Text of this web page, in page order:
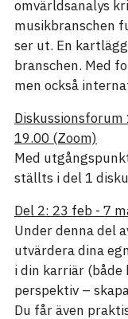
omvärldsanalys
musikbranschen
ser ut. En
branschen. Med
men också
19.00 (Zoom)
Med
ställts i del 1
Del 2: 23 feb - 7
Under denna del
utvärdera dina
i din karriär
perspektiv –
Du får även